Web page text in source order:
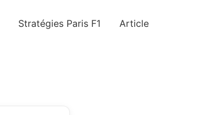
Stratégies Paris F1 Article